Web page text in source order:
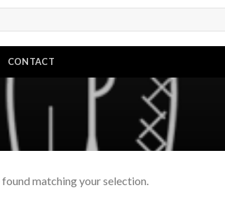
CONTACT
matching your selection.